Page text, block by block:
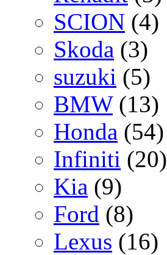
SCION (4)
Skoda (3)
suzuki (5)
BMW (13)
Honda (54)
Infiniti (20)
Kia (9)
Ford (8)
Lexus (16)